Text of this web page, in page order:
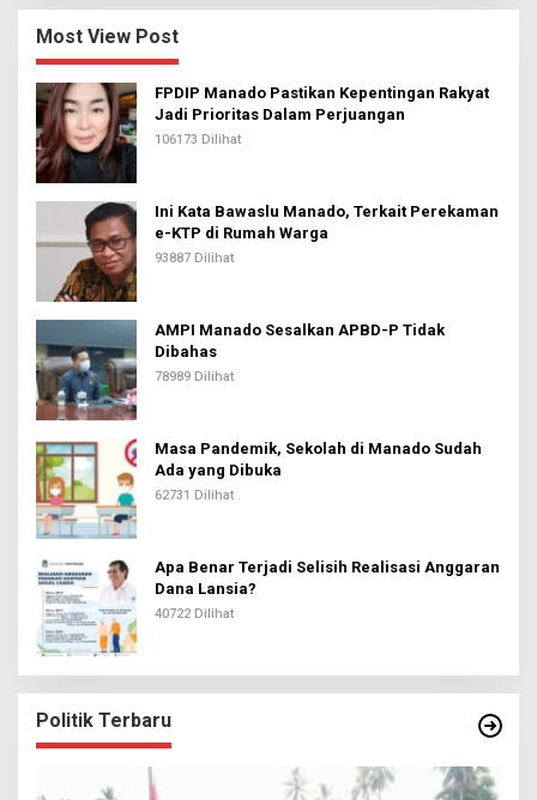
Most View Post
FPDIP Manado Pastikan Kepentingan Rakyat
Jadi Prioritas Dalam Perjuangan
106173 Dilihat
Ini Kata Bawaslu Manado, Terkait Perekaman
e-KTP di Rumah Warga
93887 Dilihat
AMPI Manado Sesalkan APBD-P Tidak
Dibahas
78989 Dilihat
Masa Pandemik, Sekolah di Manado Sudah
Ada yang Dibuka
62731 Dilihat
Apa Benar Terjadi Selisih Realisasi Anggaran
Dana Lansia?
40722 Dilihat
Politik Terbaru